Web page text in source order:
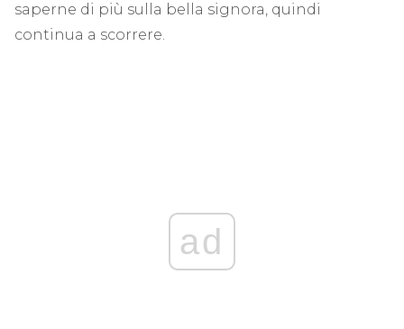
saperne di più sulla bella signora, quindi
continua a scorrere.
ad